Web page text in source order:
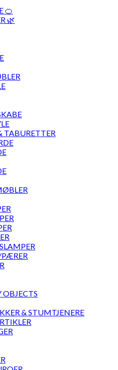
🍊
🌿
TABURETTER
PÆRER
OBJECTS
& STUMTJENERE